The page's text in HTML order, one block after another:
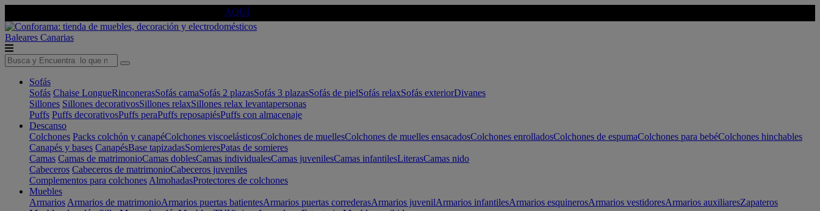
AQUÍ
Baleares Canarias
Sofás
Sofás Chaise LongueRinconerasSofás camaSofás 2 plazasSofás 3 plazasSofás de pielSofás relaxSofás exteriorDivanes
Sillones Sillones decorativosSillones relaxSillones relax levantapersonas
Puffs Puffs decorativosPuffs peraPuffs reposapiésPuffs con almacenaje
Descanso
Colchones Packs colchón y canapéColchones viscoelásticosColchones de muellesColchones de muelles ensacadosColchones enrolladosColchones de espumaColchones para bebéColchones hinchables
Canapés y bases CanapésBase tapizadasSomieresPatas de somieres
Camas Camas de matrimonioCamas doblesCamas individualesCamas juvenilesCamas infantilesLiterasCamas nido
Cabeceros Cabeceros de matrimonioCabeceros juveniles
Complementos para colchones AlmohadasProtectores de colchones
Muebles
Armarios Armarios de matrimonioArmarios puertas batientesArmarios puertas correderasArmarios juvenilArmarios infantilesArmarios esquinerosArmarios vestidoresArmarios auxiliaresZapateros